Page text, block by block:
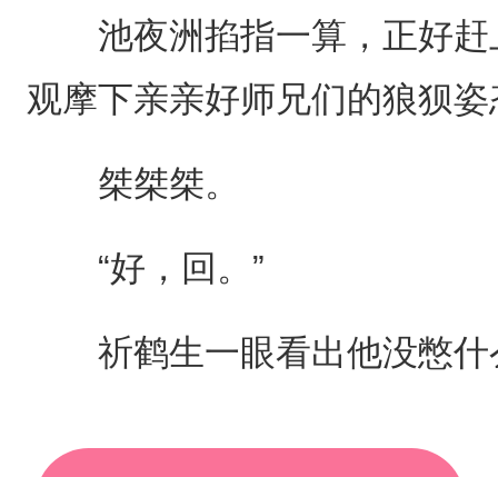
池夜洲掐指一算，正好赶
观摩下亲亲好师兄们的狼狈
桀桀桀。
“好，回。”
祈鹤生一眼看出他没憋什